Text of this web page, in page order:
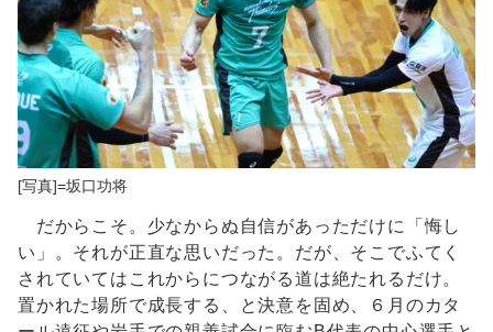
[写真]=坂口功将
だからこそ。少なからぬ自信があっただけに「悔し
い」。それが正直な思いだった。だが、そこでふてく
されていてはこれからにつながる道は絶たれるだけ。
置かれた場所で成長する、と決意を固め、６月のカタ